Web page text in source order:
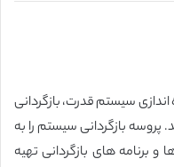
اندازی سیستم قدرت، بازگردانی
بازگردانی سیستم را به
و برنامه های بازگردانی تهیه